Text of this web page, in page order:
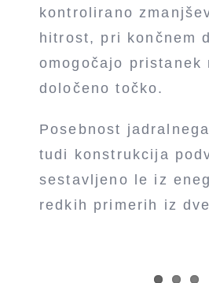
kontrolirano
hitrost, pri končnem
omogočajo pristanek
določeno točko.
Posebnost
tudi konstrukcija
sestavljeno le iz
redkih primerih iz